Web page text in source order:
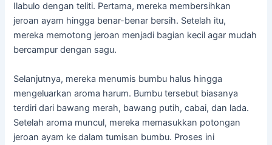
Ilabulodenganteliti. Pertama, mereka membersihkan
jeroanayam hingga benar-benar bersih. Setelah itu,
mereka memotong jeroan menjadi bagian kecilagar mudah
bercampurdengan sagu.
Selanjutnya, mereka menumis bumbu halus hingga
mengeluarkanaroma harum. Bumbutersebut biasanya
terdiridari bawang merah, bawang putih,cabai,dan lada.
Setelaharoma muncul, mereka memasukkan potongan
jeroanayam kedalamtumisan bumbu. Proses ini